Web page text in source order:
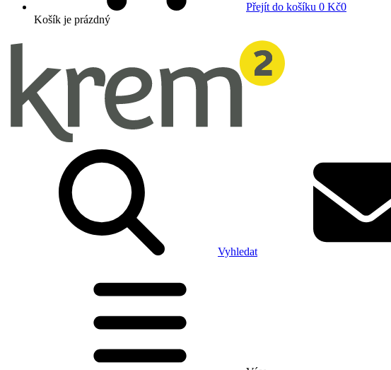
Přejít do košíku 0 Kč0
Košík je prázdný
Vyhledat